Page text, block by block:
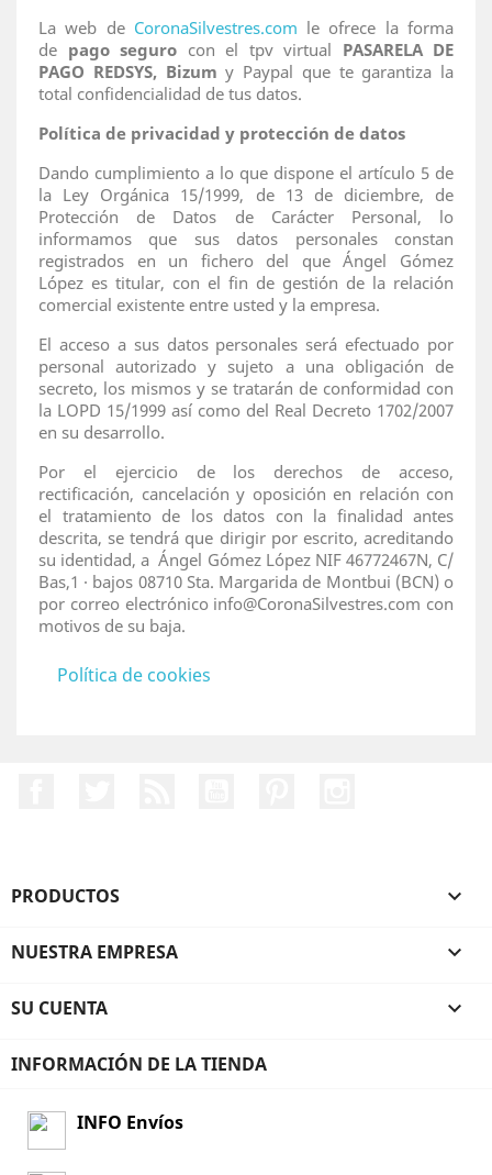
La web de CoronaSilvestres.com le ofrece la forma
de pago seguro con el tpv virtual PASARELA DE
PAGO REDSYS, Bizum y Paypal que te garantiza la
total confidencialidad de tus datos.
Política de privacidad y protección de datos
Dando cumplimiento a lo que dispone el artículo 5 de
la Ley Orgánica 15/1999, de 13 de diciembre, de
Protección de Datos de Carácter Personal, lo
informamos que sus datos personales constan
registrados en un fichero del que Ángel Gómez
López es titular, con el fin de gestión de la relación
comercial existente entre usted y la empresa.
El acceso a sus datos personales será efectuado por
personal autorizado y sujeto a una obligación de
secreto, los mismos y se tratarán de conformidad con
la LOPD 15/1999 así como del Real Decreto 1702/2007
en su desarrollo.
Por el ejercicio de los derechos de acceso,
rectificación, cancelación y oposición en relación con
el tratamiento de los datos con la finalidad antes
descrita, se tendrá que dirigir por escrito, acreditando
su identidad, a Ángel Gómez López NIF 46772467N, C/
Bas,1 · bajos 08710 Sta. Margarida de Montbui (BCN) o
por correo electrónico info@CoronaSilvestres.com con
motivos de su baja.
Política de cookies
PRODUCTOS 
NUESTRA EMPRESA 
SU CUENTA 
INFORMACIÓN DE LA TIENDA
INFO Envíos